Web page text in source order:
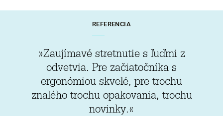
REFERENCIA
»Zaujímavé stretnutie s ľuďmi z
odvetvia. Pre začiatočníka s
ergonómiou skvelé, pre trochu
znalého trochu opakovania, trochu
novinky.«